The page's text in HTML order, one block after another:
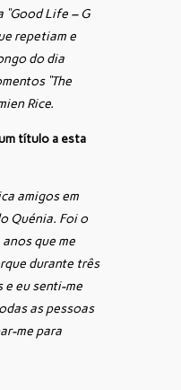
“Good Life – G
repetiam e
do dia
“The
Rice.
título a esta
amigos em
Quénia. Foi o
que me
durante três
e eu senti-me
as pessoas
me para